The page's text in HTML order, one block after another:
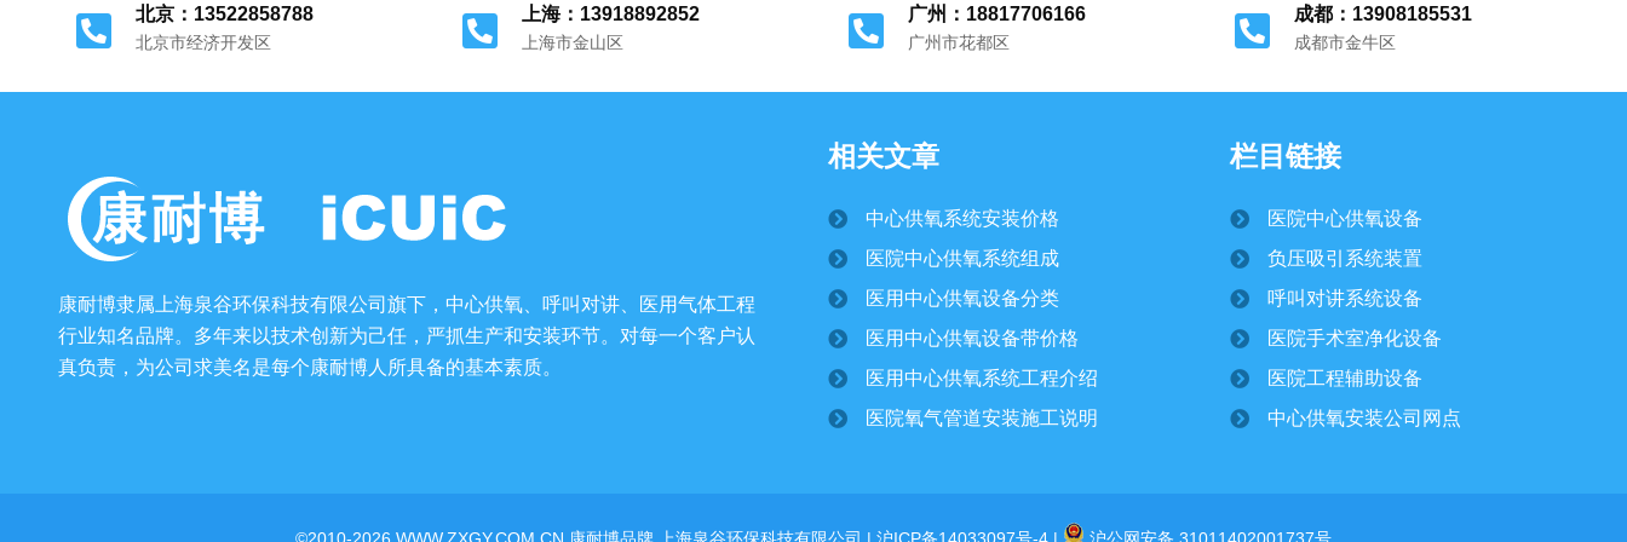
北京：13522858788
北京市经济开发区
上海：13918892852
上海市金山区
广州：18817706166
广州市花都区
成都：13908185531
成都市金牛区
康耐博隶属上海泉谷环保科技有限公司旗下，中心供氧、呼叫对讲、医用气体工程
行业知名品牌。多年来以技术创新为己任，严抓生产和安装环节。对每一个客户认
真负责，为公司求美名是每个康耐博人所具备的基本素质。
相关文章
中心供氧系统安装价格
医院中心供氧系统组成
医用中心供氧设备分类
医用中心供氧设备带价格
医用中心供氧系统工程介绍
医院氧气管道安装施工说明
栏目链接
医院中心供氧设备
负压吸引系统装置
呼叫对讲系统设备
医院手术室净化设备
医院工程辅助设备
中心供氧安装公司网点